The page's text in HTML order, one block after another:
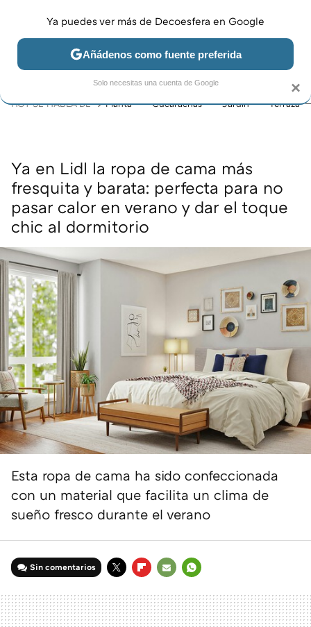
JARDÍN Y TERRAZA SALÓN DORMITORIO COCINA
HOY SE HABLA DE Planta Cucarachas Jardín Terraza
Ya en Lidl la ropa de cama más
fresquita y barata: perfecta para no
pasar calor en verano y dar el toque
chic al dormitorio
Esta ropa de cama ha sido confeccionada
con un material que facilita un clima de
sueño fresco durante el verano
Sin comentarios
MAIL
×
Ya puedes ver más de Decoesfera en Google
Añádenos como fuente preferida
Solo necesitas una cuenta de Google